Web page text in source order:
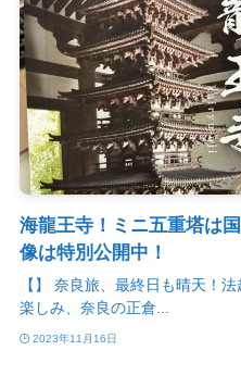
海龍王寺！ミニ五重塔は
像は特別公開中！
【】 奈良旅、最終日も晴天！
楽しみ、奈良の正倉...
2023年11月16日